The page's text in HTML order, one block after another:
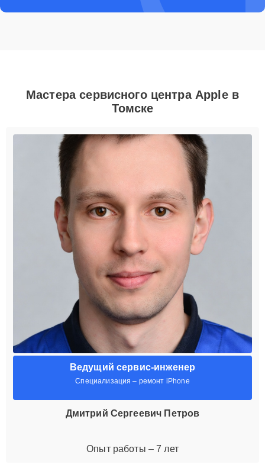
Мастера сервисного центра Apple в
Томске
Ведущий сервис-инженер
Специализация – ремонт iPhone
Дмитрий Сергеевич Петров
Опыт работы – 7 лет